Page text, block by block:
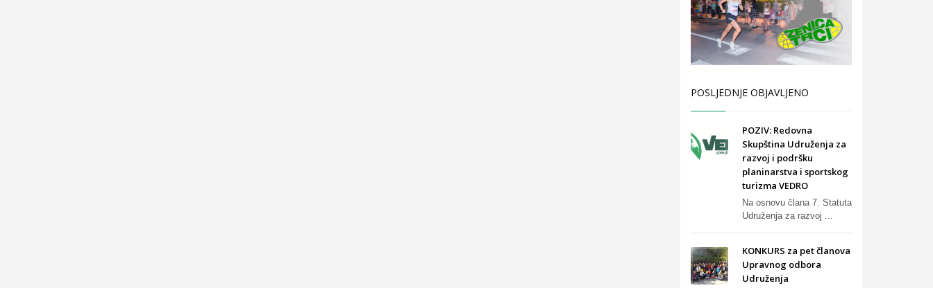
POSLJEDNJE OBJAVLJENO
POZIV: Redovna
Skupština Udruženja za
razvoj i podršku
planinarstva i sportskog
turizma VEDRO
Na osnovu člana 7. Statuta
Udruženja za razvoj ...
KONKURS za pet članova
Upravnog odbora
Udruženja